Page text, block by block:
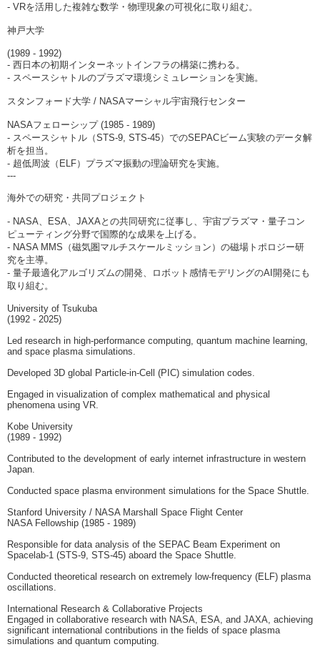
- VRを活用した複雑な数学・物理現象の可視化に取り組む。
神戸大学
(1989 - 1992)
- 西日本の初期インターネットインフラの構築に携わる。
- スペースシャトルのプラズマ環境シミュレーションを実施。
スタンフォード大学 / NASAマーシャル宇宙飛行センター
NASAフェローシップ (1985 - 1989)
- スペースシャトル（STS-9, STS-45）でのSEPACビーム実験のデータ解
析を担当。
- 超低周波（ELF）プラズマ振動の理論研究を実施。
---
海外での研究・共同プロジェクト
- NASA、ESA、JAXAとの共同研究に従事し、宇宙プラズマ・量子コン
ピューティング分野で国際的な成果を上げる。
- NASA MMS（磁気圏マルチスケールミッション）の磁場トポロジー研
究を主導。
- 量子最適化アルゴリズムの開発、ロボット感情モデリングのAI開発にも
取り組む。
University of Tsukuba
(1992 - 2025)
Led research in high-performance computing, quantum machine learning,
and space plasma simulations.
Developed 3D global Particle-in-Cell (PIC) simulation codes.
Engaged in visualization of complex mathematical and physical
phenomena using VR.
Kobe University
(1989 - 1992)
Contributed to the development of early internet infrastructure in western
Japan.
Conducted space plasma environment simulations for the Space Shuttle.
Stanford University / NASA Marshall Space Flight Center
NASA Fellowship (1985 - 1989)
Responsible for data analysis of the SEPAC Beam Experiment on
Spacelab-1 (STS-9, STS-45) aboard the Space Shuttle.
Conducted theoretical research on extremely low-frequency (ELF) plasma
oscillations.
International Research & Collaborative Projects
Engaged in collaborative research with NASA, ESA, and JAXA, achieving
significant international contributions in the fields of space plasma
simulations and quantum computing.